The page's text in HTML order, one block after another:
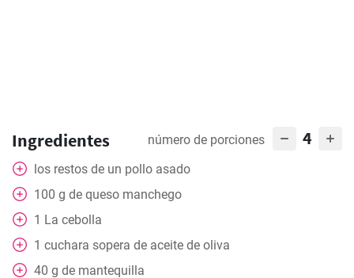
Ingredientes número de porciones 4
los restos de un pollo asado
100 g de queso manchego
1 La cebolla
1 cuchara sopera de aceite de oliva
40 g de mantequilla